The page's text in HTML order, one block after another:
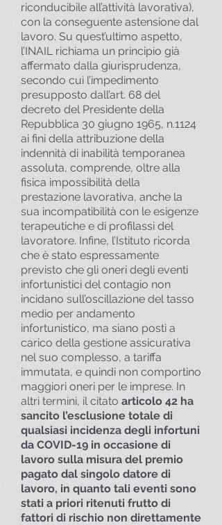
riconducibile all’attività lavorativa),
con la conseguente astensione dal
lavoro. Su quest’ultimo aspetto,
l’INAIL richiama un principio già
affermato dalla giurisprudenza,
secondo cui l’impedimento
presupposto dall’art. 68 del
decreto del Presidente della
Repubblica 30 giugno 1965, n.1124
ai fini della attribuzione della
indennità di inabilità temporanea
assoluta, comprende, oltre alla
fisica impossibilità della
prestazione lavorativa, anche la
sua incompatibilità con le esigenze
terapeutiche e di profilassi del
lavoratore. Infine, l’Istituto ricorda
che è stato espressamente
previsto che gli oneri degli eventi
infortunistici del contagio non
incidano sull’oscillazione del tasso
medio per andamento
infortunistico, ma siano posti a
carico della gestione assicurativa
nel suo complesso, a tariffa
immutata, e quindi non comportino
maggiori oneri per le imprese. In
altri termini, il citato articolo 42 ha
sancito l’esclusione totale di
qualsiasi incidenza degli infortuni
da COVID-19 in occasione di
lavoro sulla misura del premio
pagato dal singolo datore di
lavoro, in quanto tali eventi sono
stati a priori ritenuti frutto di
fattori di rischio non direttamente